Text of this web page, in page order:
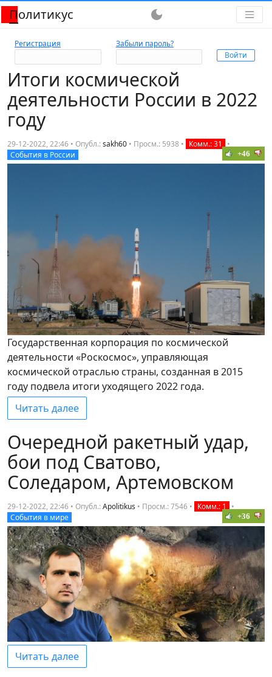
Политикус dark_mode
Регистрация Забыли пароль?
Итоги космической
деятельности России в 2022
году
29-12-2022, 22:46 • Опубл.:sakh60 • Просм.: 5938 • Комм.: 31
•
События в России
+46
Государственная корпорация по космической
деятельности «Роскосмос», управляющая
космической отраслью страны, созданная в 2015
году подвела итоги уходящего 2022 года.
Читать далее
Очередной ракетный удар,
бои под Сватово,
Соледаром, Артемовском
29-12-2022, 22:46 • Опубл.:Apolitikus • Просм.: 7546 • Комм.: 1
•
События в мире
+36
Читать далее